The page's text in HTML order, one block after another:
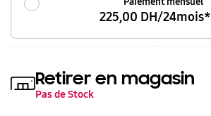
225,00 DH/24mois*
Retirer en magasin
Pas de Stock